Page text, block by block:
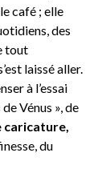
café ; elle
des
tout
laissé aller.
à l’essai
Vénus », de
caricature,
du